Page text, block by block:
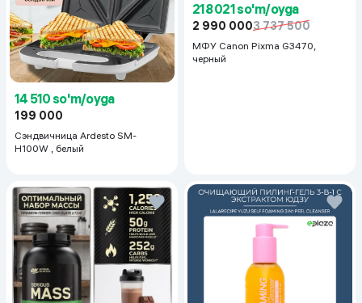
14 510 so'm/oyga
199 000
Сэндвичница Ardesto SM-
H100W , белый
218 021 so'm/oyga
2 990 0003 737 500
МФУ Canon Pixma G3470,
черный